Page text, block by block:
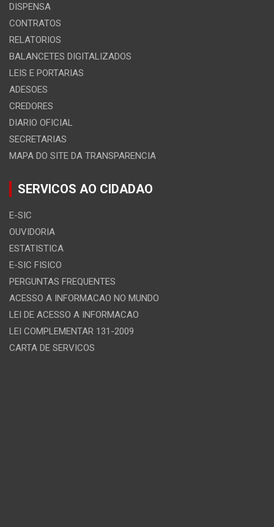
DISPENSA
CONTRATOS
RELATORIOS
BALANCETES DIGITALIZADOS
LEIS E PORTARIAS
ADESOES
CREDORES
DIARIO OFICIAL
SECRETARIAS
MAPA DO SITE DA TRANSPARENCIA
SERVICOS AO CIDADAO
E-SIC
OUVIDORIA
ESTATISTICA
E-SIC FISICO
PERGUNTAS FREQUENTES
ACESSO A INFORMACAO NO MUNDO
LEI DE ACESSO A INFORMACAO
LEI COMPLEMENTAR 131-2009
CARTA DE SERVICOS